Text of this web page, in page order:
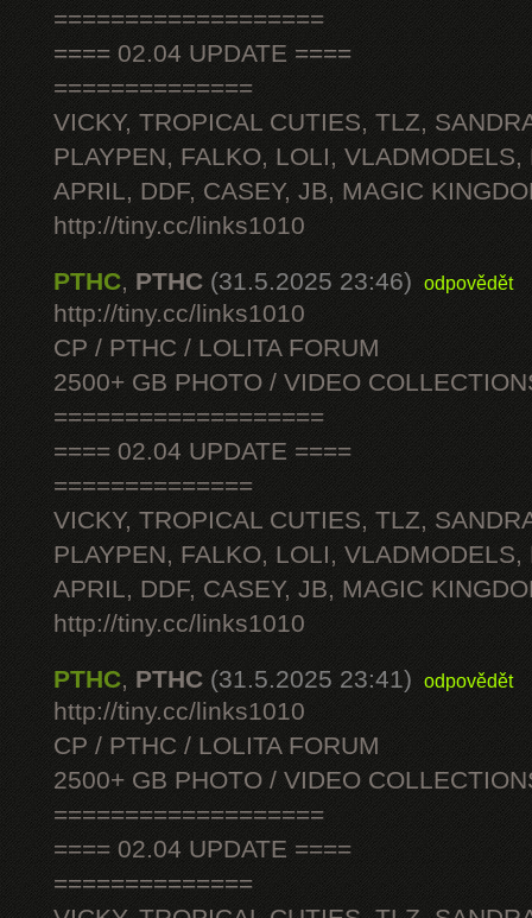
===================
==== 02.04 UPDATE ====
==============
VICKY, TROPICAL CUTIES, TLZ,
PLAYPEN, FALKO, LOLI, VLADMODELS,
APRIL, DDF, CASEY, JB, MAGIC
http://tiny.cc/links1010
PTHC, PTHC (31.5.2025 23:46) odpovědět
http://tiny.cc/links1010
CP / PTHC / LOLITA FORUM
2500+ GB PHOTO / VIDEO
===================
==== 02.04 UPDATE ====
==============
VICKY, TROPICAL CUTIES, TLZ,
PLAYPEN, FALKO, LOLI, VLADMODELS,
APRIL, DDF, CASEY, JB, MAGIC
http://tiny.cc/links1010
PTHC, PTHC (31.5.2025 23:41) odpovědět
http://tiny.cc/links1010
CP / PTHC / LOLITA FORUM
2500+ GB PHOTO / VIDEO
===================
==== 02.04 UPDATE ====
==============